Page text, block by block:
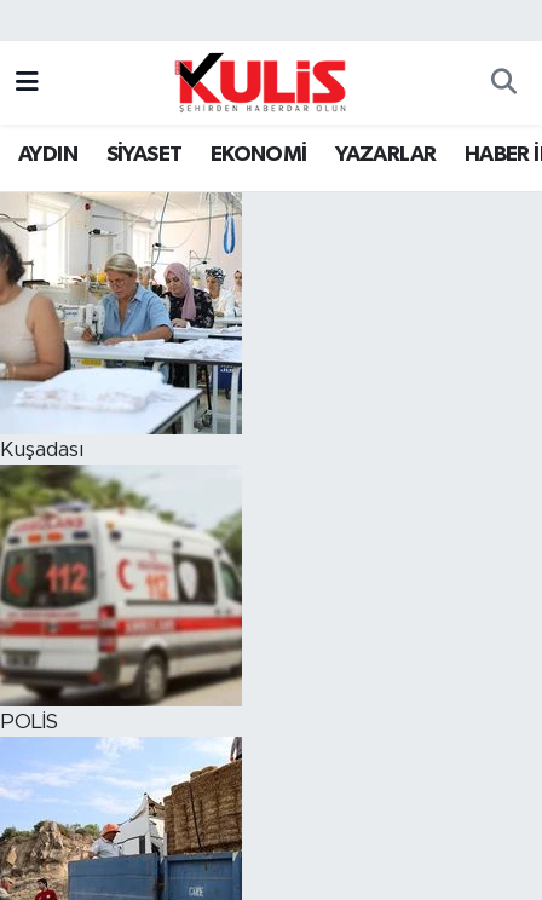
AYDIN SİYASET EKONOMİ YAZARLAR HABER
Kuşadası
POLİS